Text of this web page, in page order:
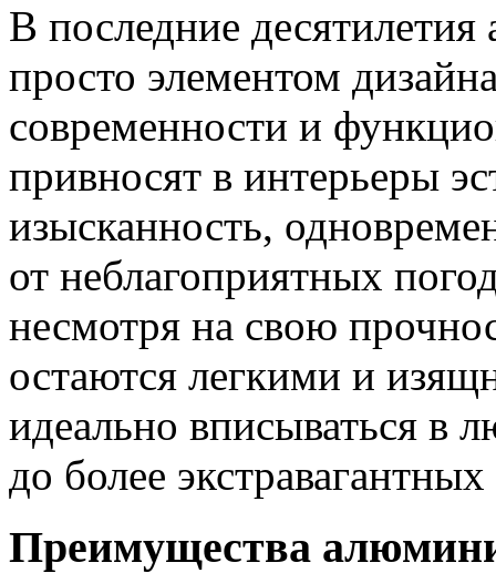
В последние
просто элементом
современности и
привносят в интерьеры
изысканность,
от неблагоприятных
несмотря на свою
остаются легкими и
идеально вписываться в
до более
Преимущества